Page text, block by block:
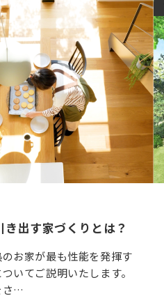
出す家づくりとは？
お家が最も性能を発揮す
いてご説明いたします。
さ…